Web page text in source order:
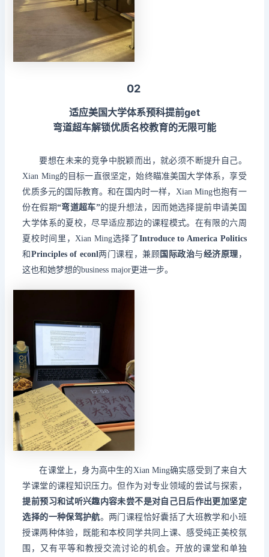
02
适应美国大学体系预科提前get
弯道超车解锁优质名校教育的无限可能
要想在未来的竞争中脱颖而出，就必须不断提升自己。
Xian Ming的目标一直很坚定，始终瞄准美国大学体系，享受
优质多元的国际教育。和在国内时一样，Xian Ming也抱有一
份在假期“弯道超车”的提升想法，因而她选择提前申请美国
大学体系的夏校，尽早适应那边的课程模式。在有限的六周
夏校时间里，Xian Ming选择了Introduce to America Politics
和Principles of econl两门课程，兼顾国际政治与经济原理 ，
这也和她梦想的business major更进一步。
在课堂上，身为高中生的Xian Ming确实感受到了来自大
学课堂的课程知识压力。但作为对专业领域的尝试与探索，
提前预习和试听兴趣内容未尝不是对自己日后作出更加坚定
选择的一种保驾护航。两门课程恰好囊括了大班教学和小班
授课两种体验，既能和本校同学共同上课、感受纯正美校氛
围，又有平等和教授交流讨论的机会。开放的课堂和单独